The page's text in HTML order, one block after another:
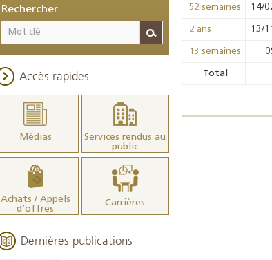
52 semaines 14/
2 ans 13/
13 semaines
Total
Rechercher
Accès rapides
Médias
Services rendus au
public
Achats / Appels
d’offres
Carrières
Dernières publications